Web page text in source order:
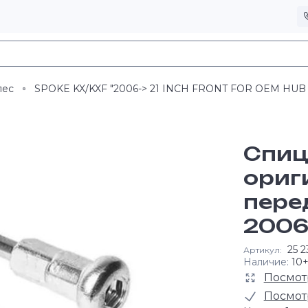
SPOKE KX/KXF "2006-> 21 INCH FRONT FOR OEM HUB
Артикул: 25
Наличие: 10+